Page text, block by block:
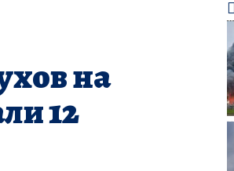
на
12